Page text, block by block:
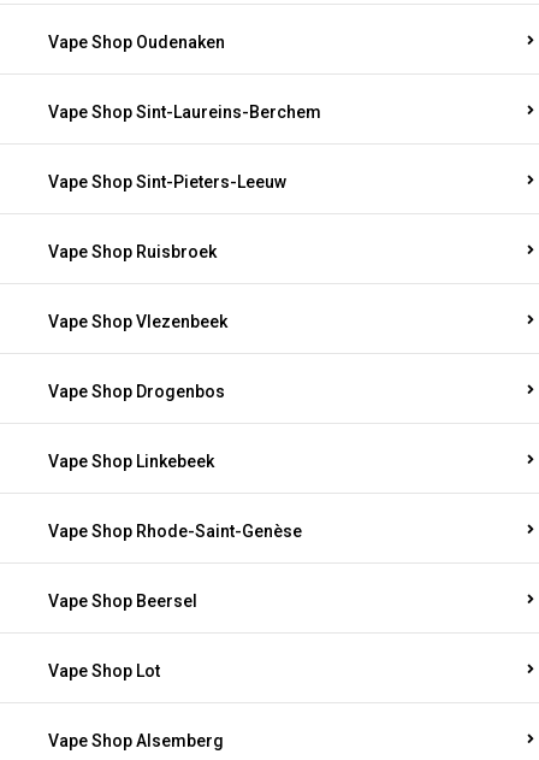
Vape Shop Oudenaken
Vape Shop Sint-Laureins-Berchem
Vape Shop Sint-Pieters-Leeuw
Vape Shop Ruisbroek
Vape Shop Vlezenbeek
Vape Shop Drogenbos
Vape Shop Linkebeek
Vape Shop Rhode-Saint-Genèse
Vape Shop Beersel
Vape Shop Lot
Vape Shop Alsemberg